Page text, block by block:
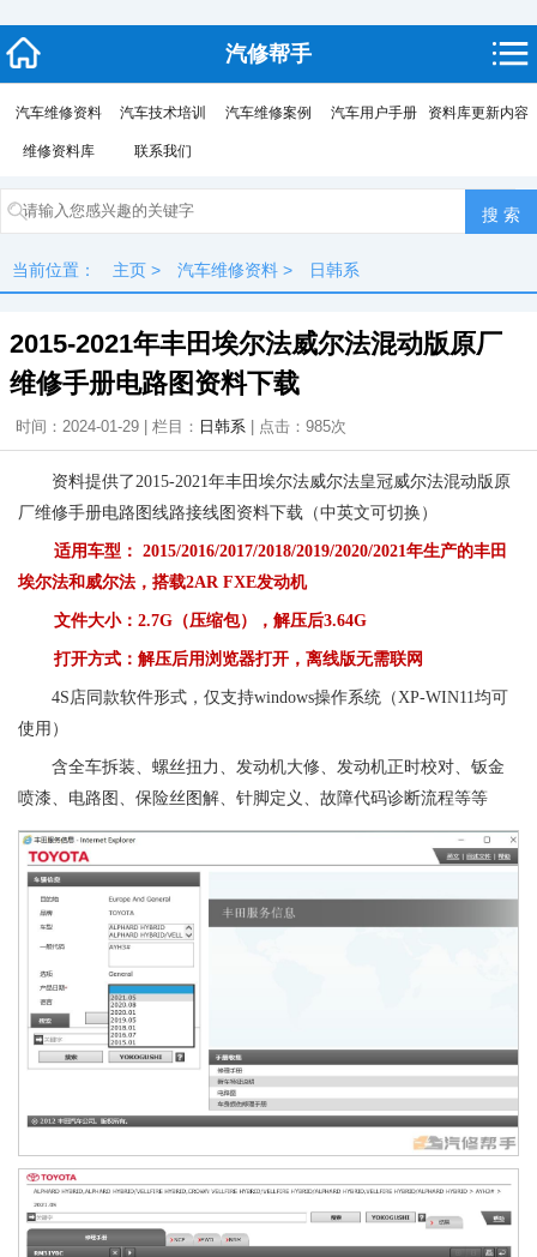
汽修帮手
汽车维修资料 汽车技术培训 汽车维修案例 汽车用户手册 资料库更新内容
维修资料库 联系我们
当前位置： 主页 > 汽车维修资料 > 日韩系
2015-2021年丰田埃尔法威尔法混动版原厂
维修手册电路图资料下载
时间：2024-01-29 | 栏目： 日韩系 | 点击： 985次
资料提供了2015-2021年丰田埃尔法威尔法皇冠威尔法混动版原
厂维修手册电路图线路接线图资料下载（中英文可切换）
适用车型： 2015/2016/2017/2018/2019/2020/2021年生产的丰田
埃尔法和威尔法，搭载2AR FXE发动机
文件大小：2.7G（压缩包），解压后3.64G
打开方式：解压后用浏览器打开，离线版无需联网
4S店同款软件形式，仅支持windows操作系统（XP-WIN11均可
使用）
含全车拆装、螺丝扭力、发动机大修、发动机正时校对、钣金
喷漆、电路图、保险丝图解、针脚定义、故障代码诊断流程等等